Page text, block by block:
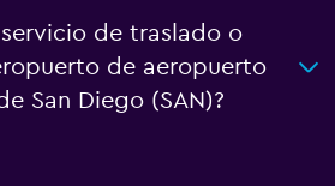
de traslado o
de aeropuerto
San Diego (SAN)?